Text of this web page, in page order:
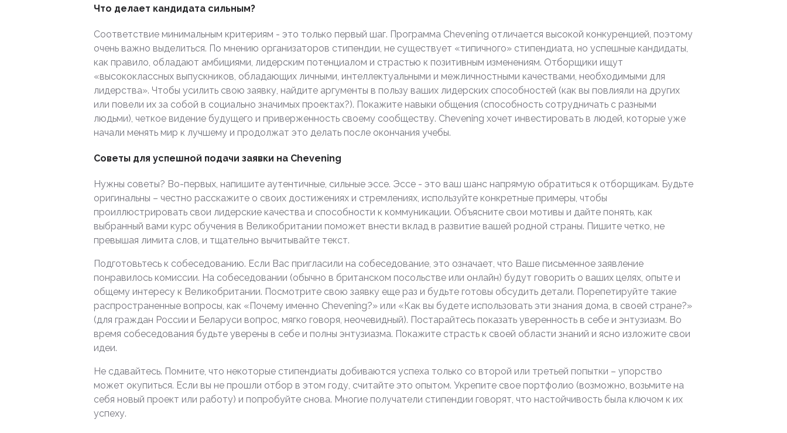
Что делает кандидата сильным?
Соответствие минимальным критериям - это только первый шаг. Программа Chevening отличается высокой конкуренцией, поэтому
очень важно выделиться. По мнению организаторов стипендии, не существует «типичного» стипендиата, но успешные кандидаты,
как правило, обладают амбициями, лидерским потенциалом и страстью к позитивным изменениям. Отборщики ищут
«высококлассных выпускников, обладающих личными, интеллектуальными и межличностными качествами, необходимыми для
лидерства». Чтобы усилить свою заявку, найдите аргументы в пользу ваших лидерских способностей (как вы повлияли на других
или повели их за собой в социально значимых проектах?). Покажите навыки общения (способность сотрудничать с разными
людьми), четкое видение будущего и приверженность своему сообществу. Chevening хочет инвестировать в людей, которые уже
начали менять мир к лучшему и продолжат это делать после окончания учебы.
Советы для успешной подачи заявки на Chevening
Нужны советы? Во-первых, напишите аутентичные, сильные эссе. Эссе - это ваш шанс напрямую обратиться к отборщикам. Будьте
оригинальны – честно расскажите о своих достижениях и стремлениях, используйте конкретные примеры, чтобы
проиллюстрировать свои лидерские качества и способности к коммуникации. Объясните свои мотивы и дайте понять, как
выбранный вами курс обучения в Великобритании поможет внести вклад в развитие вашей родной страны. Пишите четко, не
превышая лимита слов, и тщательно вычитывайте текст.
Подготовьтесь к собеседованию. Если Вас пригласили на собеседование, это означает, что Ваше письменное заявление
понравилось комиссии. На собеседовании (обычно в британском посольстве или онлайн) будут говорить о ваших целях, опыте и
общему интересу к Великобритании. Посмотрите свою заявку еще раз и будьте готовы обсудить детали. Порепетируйте такие
распространенные вопросы, как «Почему именно Chevening?» или «Как вы будете использовать эти знания дома, в своей стране?»
(для граждан России и Беларуси вопрос, мягко говоря, неочевидный). Постарайтесь показать уверенность в себе и энтузиазм. Во
время собеседования будьте уверены в себе и полны энтузиазма. Покажите страсть к своей области знаний и ясно изложите свои
идеи.
Не сдавайтесь. Помните, что некоторые стипендиаты добиваются успеха только со второй или третьей попытки – упорство
может окупиться. Если вы не прошли отбор в этом году, считайте это опытом. Укрепите свое портфолио (возможно, возьмите на
себя новый проект или работу) и попробуйте снова. Многие получатели стипендии говорят, что настойчивость была ключом к их
успеху.